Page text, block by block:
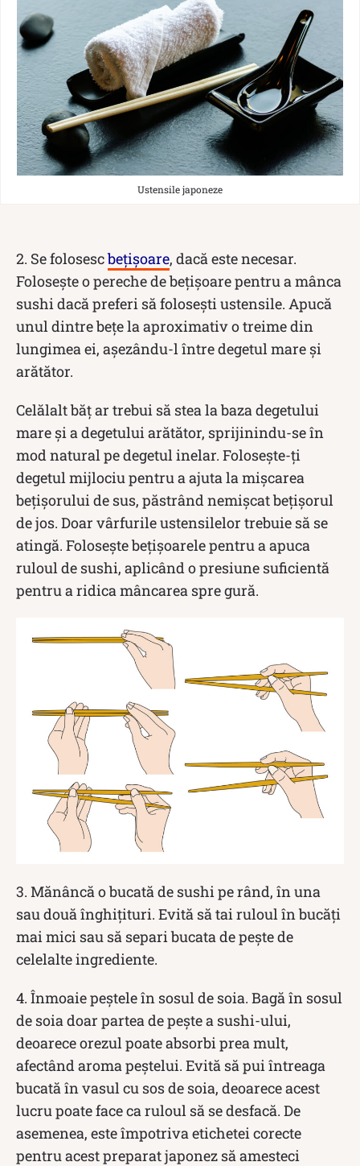
Ustensile japoneze
2. Se folosescbețișoare, dacă este necesar.
Folosește o pereche de bețișoare pentru a mânca
sushi dacă preferi să folosești ustensile. Apucă
unul dintre bețe la aproximativ o treime din
lungimea ei, așezându-l între degetul mare și
arătător.
Celălalt băț ar trebui să stea la baza degetului
mare și a degetului arătător, sprijinindu-se în
mod natural pe degetul inelar. Folosește-ți
degetul mijlociu pentru a ajuta la mișcarea
bețișorului de sus, păstrând nemișcat bețișorul
de jos. Doar vârfurile ustensilelor trebuie să se
atingă. Folosește bețișoarele pentru a apuca
ruloul de sushi, aplicând o presiune suficientă
pentru a ridica mâncarea spre gură.
3. Mănâncă o bucată de sushi pe rând, în una
sau două înghițituri. Evită să tai ruloul în bucăți
mai mici sau să separi bucata de pește de
celelalte ingrediente.
4. Înmoaie peștele în sosul de soia. Bagă în sosul
de soia doar partea de pește a sushi-ului,
deoarece orezul poate absorbi prea mult,
afectând aroma peștelui. Evită să pui întreaga
bucată în vasul cu sos de soia, deoarece acest
lucru poate face ca ruloul să se desfacă. De
asemenea, este împotriva etichetei corecte
pentru acest preparat japonez să amesteci